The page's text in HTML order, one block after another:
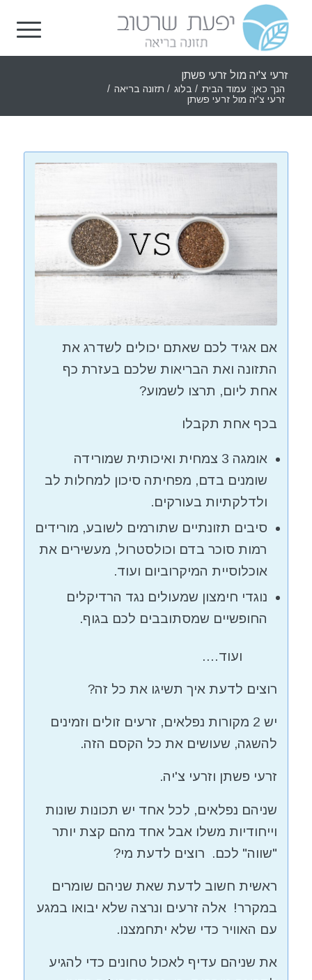
זרעי צ'יה מול זרעי פשתן
הנך כאן: עמוד הבית / בלוג / תזונה בריאה /
זרעי צ'יה מול זרעי פשתן
אם אגיד לכם שאתם יכולים לשדרג את
התזונה ואת הבריאות שלכם בעזרת כף
אחת ליום, תרצו לשמוע?
בכף אחת תקבלו
אומגה 3 צמחית ואיכותית שמורידה
שומנים בדם, מפחיתה סיכון למחלות לב
ולדלקתיות בעורקים.
סיבים תזונתיים שתורמים לשובע, מורידים
רמות סוכר בדם וכולסטרול, מעשירים את
אוכלוסיית המיקרוביום ועוד.
נוגדי חימצון שמעולים נגד הרדיקלים
החופשיים שמסתובבים לכם בגוף.
ועוד….
רוצים לדעת איך תשיגו את כל זה?
יש 2 מקורות נפלאים, זרעים זולים וזמינים
להשגה, שעושים את כל הקסם הזה.
זרעי פשתן וזרעי צ'יה.
שניהם נפלאים, לכל אחד יש תכונות שונות
וייחודיות משלו אבל אחד מהם קצת יותר
"שווה" לכם. רוצים לדעת מי?
ראשית חשוב לדעת שאת שניהם שומרים
במקרר! אלה זרעים ונרצה שלא יבואו במגע
עם האוויר כדי שלא יתחמצנו.
את שניהם עדיף לאכול טחונים כדי להגיע